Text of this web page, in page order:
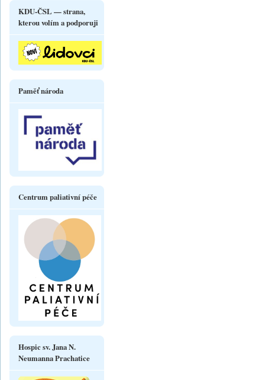
KDU-ČSL — strana,
kterou volím a podporuji
Paměť národa
Centrum paliativní péče
Hospic sv. Jana N.
Neumanna Prachatice